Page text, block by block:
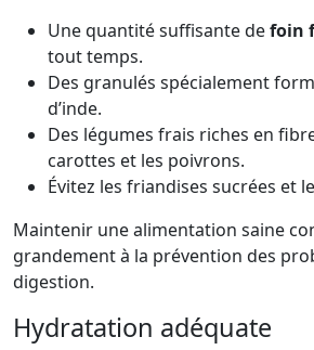
Une quantité suffisante defoin
tout temps.
Des granulés spécialement
d’inde.
Des légumes frais riches en
carottes et les poivrons.
Évitez les friandises sucrées et
Maintenir une alimentation saine
grandement à la prévention des
digestion.
Hydratation adéquate